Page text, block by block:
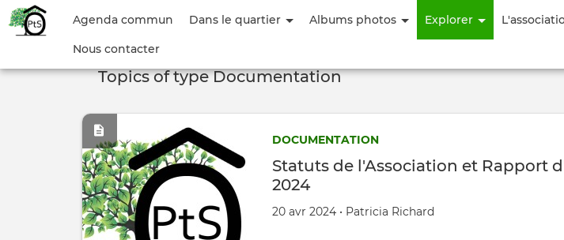
Menu
compte
l'utilisateur
Agenda commun Dans le quartier Albums photos Explorer
Nous contacter
Topics of type Documentation
DOCUMENTATION
Statuts de l'Association et Rapport
2024
Créé le
20 avr 2024 •
par Patricia Richard